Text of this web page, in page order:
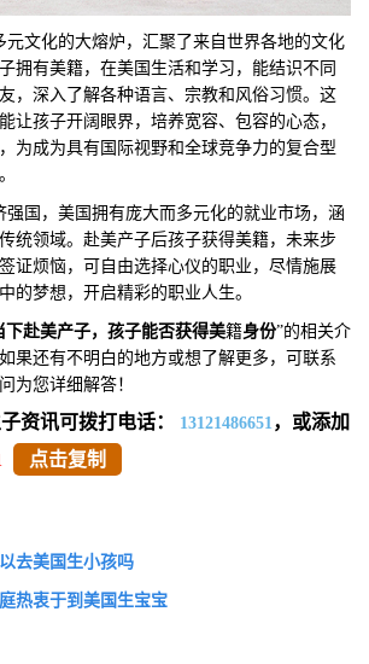
文化的大熔炉，汇聚了来自世界各地的文化
拥有美籍，在美国生活和学习，能结识不同
，深入了解各种语言、宗教和风俗习惯。这
让孩子开阔眼界，培养宽容、包容的心态，
为成为具有国际视野和全球竞争力的复合型
国，美国拥有庞大而多元化的就业市场，涵
统领域。赴美产子后孩子获得美籍，未来步
证烦恼，可自由选择心仪的职业，尽情施展
的梦想，开启精彩的职业人生。
下赴美产子，孩子能否获得美籍身份”的相关介
果还有不明白的地方或想了解更多，可联系
为您详细解答！
资讯可拨打电话： 13121486651 ，或添加
点击复制
去美国生小孩吗
热衷于到美国生宝宝